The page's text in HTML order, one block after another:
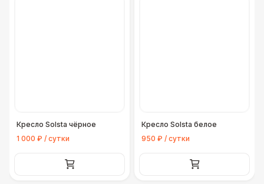
Кресло Solsta чёрное
1 000 ₽ / сутки
Кресло Solsta белое
950 ₽ / сутки